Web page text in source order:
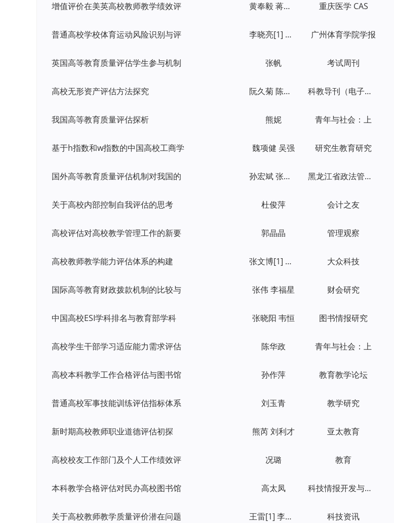
增值评价在美英高校教师教学绩效评 黄奉毅 蒋金凤 刘建瑛 重庆医学 CAS
普通高校学校体育运动风险识别与评 李晓亮[1] 郑鑫[2] 陈德明[2] 广州体育学院学报
英国高等教育质量评估学生参与机制 张帆 考试周刊
高校无形资产评估方法探究 阮久菊 陈金婷 科教导刊（电子版）
我国高等教育质量评估探析 熊妮 青年与社会：上
基于h指数和w指数的中国高校工商学 魏项健 吴强 研究生教育研究
国外高等教育质量评估机制对我国的 孙宏斌 张凤杰 黑龙江省政法管理干部学院学报
关于高校内部控制自我评估的思考 杜俊萍 会计之友
高校评估对高校教学管理工作的新要 郭晶晶 管理观察
高校教师教学能力评估体系的构建 张文博[1] 刘佳佳[2] 大众科技
国际高等教育财政拨款机制的比较与 张伟 李福星 财会研究
中国高校ESI学科排名与教育部学科 张晓阳 韦恒 图书情报研究
高校学生干部学习适应能力需求评估 陈华政 青年与社会：上
高校本科教学工作合格评估与图书馆 孙作萍 教育教学论坛
普通高校军事技能训练评估指标体系 刘玉青 教学研究
新时期高校教师职业道德评估初探 熊芮 刘利才 亚太教育
高校校友工作部门及个人工作绩效评 况璐 教育
本科教学合格评估对民办高校图书馆 高太凤 科技情报开发与经济
关于高校教师教学质量评价潜在问题 王雷[1] 李丽[2] 科技资讯